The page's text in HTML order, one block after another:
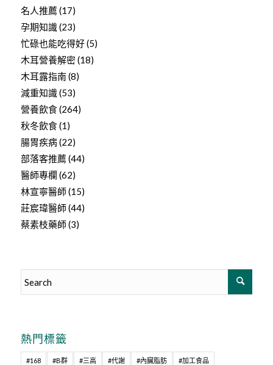
名人推薦 (17)
孕期知識(23)
忙碌也能吃得好(5)
木耳營養解密(18)
木耳露指南(8)
減重知識(53)
營養飲食(264)
秋冬飲食(1)
腸胃疾病(22)
部落客推薦 (44)
醫師專欄 (62)
林宣寧醫師(15)
莊宸瑋醫師(44)
蔡素枝藥師(3)
熱門標籤
#168 #B群 #三高 #代謝 #內臟脂肪 #加工食品